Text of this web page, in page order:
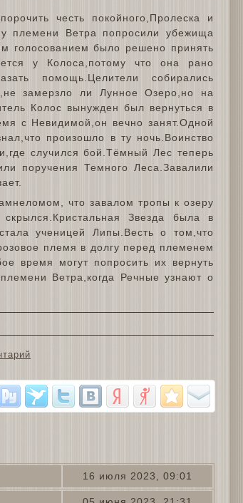
честь покойного,Пролеска и
племени Ветра попросили убежища
голосованием было решено принять
у Колоса,потому что она рано
помощь.Целители собирались
замерзло ли Лунное Озеро,но на
Колос вынужден был вернуться в
с Невидимой,он вечно занят.Одной
произошло в ту ночь.Воинство
случился бой.Тёмный Лес теперь
поручения Темного Леса.Завалили
что завалом тропы к озеру
Звезда была в
ученицей Липы.Весть о том,что
племя в долгу перед племенем
время могут попросить их вернуть
Ветра,когда Речные узнают о
16 июля 2023, 09:01